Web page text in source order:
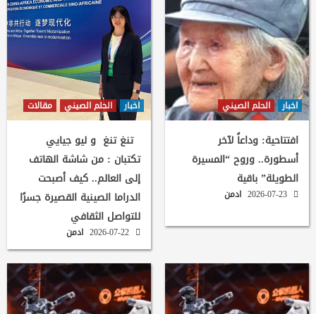
اخبار الحلم الصيني
افتتاحية: وداعاً لآخر
أسطورة.. وروح “المسيرة
الطويلة” باقية
ادمن
اخبار الحلم الصيني مقالات
تنغ تنغ و ليو جيايي
تكتبان : من شاشة الهاتف
إلى العالم.. كيف أصبحت
الدراما الصينية القصيرة جسرًا
للتواصل الثقافي
ادمن